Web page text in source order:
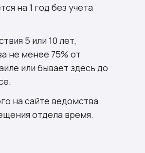
на 1 год без учета
5 или 10 лет,
не менее 75% от
или бывает здесь до
на сайте ведомства
отдела время.